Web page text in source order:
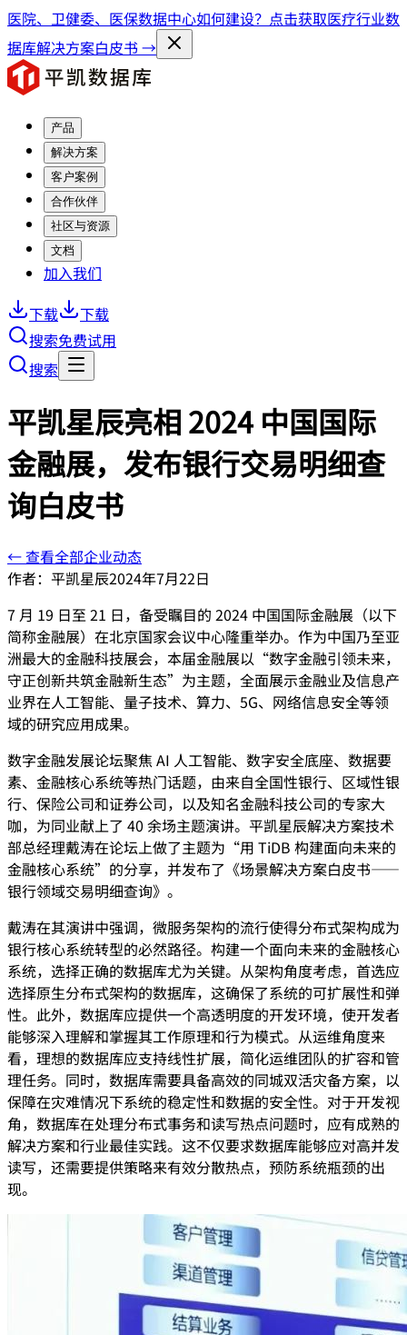
医院、卫健委、医保数据中心如何建设？点击获取医疗行业数
据库解决方案白皮书 →
产品
解决方案
客户案例
合作伙伴
社区与资源
文档
加入我们
下载
下载
搜索免费试用
搜索
平凯星辰亮相 2024 中国国际
金融展，发布银行交易明细查
询白皮书
← 查看全部企业动态
作者： 平凯星辰2024年7月22日
7 月 19 日至 21 日，备受瞩目的 2024 中国国际金融展（以下
简称金融展）在北京国家会议中心隆重举办。作为中国乃至亚
洲最大的金融科技展会，本届金融展以“数字金融引领未来，
守正创新共筑金融新生态”为主题，全面展示金融业及信息产
业界在人工智能、量子技术、算力、5G、网络信息安全等领
域的研究应用成果。
数字金融发展论坛聚焦 AI 人工智能、数字安全底座、数据要
素、金融核心系统等热门话题，由来自全国性银行、区域性银
行、保险公司和证券公司，以及知名金融科技公司的专家大
咖，为同业献上了 40 余场主题演讲。平凯星辰解决方案技术
部总经理戴涛在论坛上做了主题为“用 TiDB 构建面向未来的
金融核心系统”的分享，并发布了《场景解决方案白皮书——
银行领域交易明细查询》。
戴涛在其演讲中强调，微服务架构的流行使得分布式架构成为
银行核心系统转型的必然路径。构建一个面向未来的金融核心
系统，选择正确的数据库尤为关键。从架构角度考虑，首选应
选择原生分布式架构的数据库，这确保了系统的可扩展性和弹
性。此外，数据库应提供一个高透明度的开发环境，使开发者
能够深入理解和掌握其工作原理和行为模式。从运维角度来
看，理想的数据库应支持线性扩展，简化运维团队的扩容和管
理任务。同时，数据库需要具备高效的同城双活灾备方案，以
保障在灾难情况下系统的稳定性和数据的安全性。对于开发视
角，数据库在处理分布式事务和读写热点问题时，应有成熟的
解决方案和行业最佳实践。这不仅要求数据库能够应对高并发
读写，还需要提供策略来有效分散热点，预防系统瓶颈的出
现。